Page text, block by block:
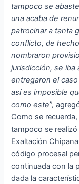
tampoco se
una acaba de
patrocinar a tanta
conflicto, de
nombraron
jurisdicción, se iba
entregaron el
así es imposible
como este”,
Como se
tampoco se
Exaltación
código procesal
continuada con la
dada la